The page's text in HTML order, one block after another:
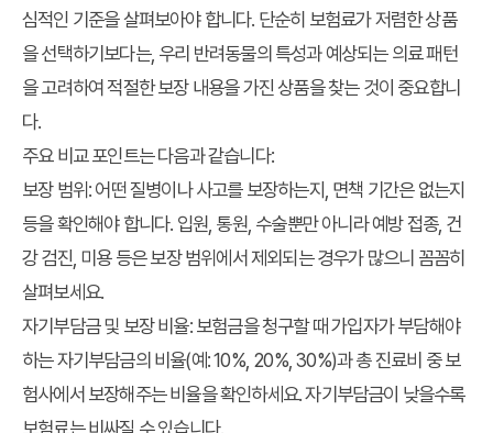
심적인 기준을 살펴보아야 합니다. 단순히 보험료가 저렴한 상품
을 선택하기보다는, 우리 반려동물의 특성과 예상되는 의료 패턴
을 고려하여 적절한 보장 내용을 가진 상품을 찾는 것이 중요합니
다.
주요 비교 포인트는 다음과 같습니다:
보장 범위: 어떤 질병이나 사고를 보장하는지, 면책 기간은 없는지
등을 확인해야 합니다. 입원, 통원, 수술뿐만 아니라 예방 접종, 건
강 검진, 미용 등은 보장 범위에서 제외되는 경우가 많으니 꼼꼼히
살펴보세요.
자기부담금 및 보장 비율: 보험금을 청구할 때 가입자가 부담해야
하는 자기부담금의 비율(예: 10%, 20%, 30%)과 총 진료비 중 보
험사에서 보장해주는 비율을 확인하세요. 자기부담금이 낮을수록
보험료는 비싸질 수 있습니다.